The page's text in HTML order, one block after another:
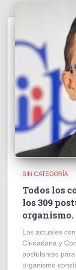
SIN CATEGORÍA
Todos los
los 309
organismo.
Los actuales
Ciudadana y
postulantes
organismo